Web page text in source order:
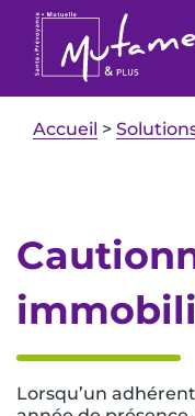
Accueil >
Lorsqu’un